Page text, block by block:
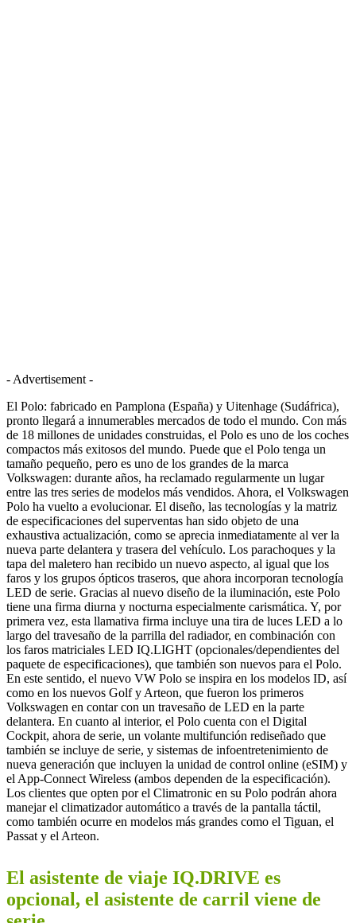
- Advertisement -
El Polo: fabricado en Pamplona (España) y Uitenhage (Sudáfrica),
pronto llegará a innumerables mercados de todo el mundo. Con más
de 18 millones de unidades construidas, el Polo es uno de los coches
compactos más exitosos del mundo. Puede que el Polo tenga un
tamaño pequeño, pero es uno de los grandes de la marca
Volkswagen: durante años, ha reclamado regularmente un lugar
entre las tres series de modelos más vendidos. Ahora, el Volkswagen
Polo ha vuelto a evolucionar. El diseño, las tecnologías y la matriz
de especificaciones del superventas han sido objeto de una
exhaustiva actualización, como se aprecia inmediatamente al ver la
nueva parte delantera y trasera del vehículo. Los parachoques y la
tapa del maletero han recibido un nuevo aspecto, al igual que los
faros y los grupos ópticos traseros, que ahora incorporan tecnología
LED de serie. Gracias al nuevo diseño de la iluminación, este Polo
tiene una firma diurna y nocturna especialmente carismática. Y, por
primera vez, esta llamativa firma incluye una tira de luces LED a lo
largo del travesaño de la parrilla del radiador, en combinación con
los faros matriciales LED IQ.LIGHT (opcionales/dependientes del
paquete de especificaciones), que también son nuevos para el Polo.
En este sentido, el nuevo VW Polo se inspira en los modelos ID, así
como en los nuevos Golf y Arteon, que fueron los primeros
Volkswagen en contar con un travesaño de LED en la parte
delantera. En cuanto al interior, el Polo cuenta con el Digital
Cockpit, ahora de serie, un volante multifunción rediseñado que
también se incluye de serie, y sistemas de infoentretenimiento de
nueva generación que incluyen la unidad de control online (eSIM) y
el App-Connect Wireless (ambos dependen de la especificación).
Los clientes que opten por el Climatronic en su Polo podrán ahora
manejar el climatizador automático a través de la pantalla táctil,
como también ocurre en modelos más grandes como el Tiguan, el
Passat y el Arteon.
El asistente de viaje IQ.DRIVE es
opcional, el asistente de carril viene de